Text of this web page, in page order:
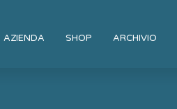
AZIENDA SHOP ARCHIVIO